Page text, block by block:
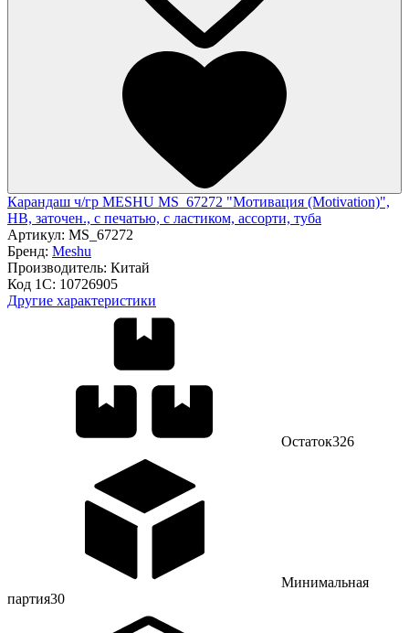
Карандаш ч/гр MESHU MS_67272 "Мотивация (Motivation)",
HB, заточен., с печатью, с ластиком, ассорти, туба
Артикул: MS_67272
Бренд: Meshu
Производитель: Китай
Код 1С: 10726905
Другие характеристики
Остаток326
Минимальная
партия30